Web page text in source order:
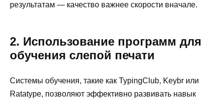
результатам — качество важнее скорости вначале.
2. Использование программ для
обучения слепой печати
Системы обучения, такие как TypingClub, Keybr или
Ratatype, позволяют эффективно развивать навык